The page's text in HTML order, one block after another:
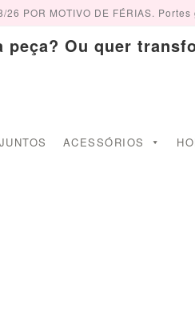
26 POR MOTIVO DE FÉRIAS.
Ou quer
ACESSÓRIOS